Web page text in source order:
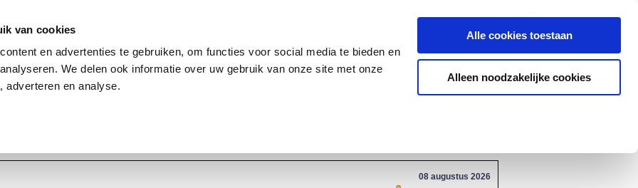
van cookies
en advertenties te gebruiken, om functies voor social media te bieden en
We delen ook informatie over uw gebruik van onze site met onze
adverteren en analyse.
Alle cookies toestaan
Alleen noodzakelijke cookies
08 augustus 2026